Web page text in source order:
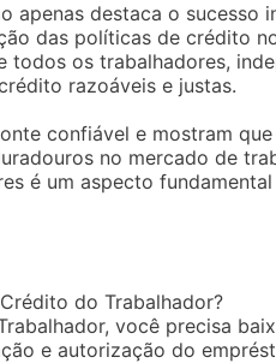
apenas destaca o
das políticas de crédito
todos os trabalhadores,
razoáveis e justas.
confiável e mostram
no mercado de
é um aspecto
do Trabalhador?
você precisa
e autorização do